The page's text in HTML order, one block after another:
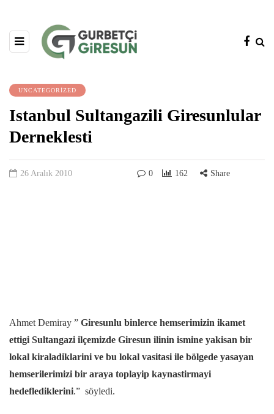
UNCATEGORIZED
Istanbul Sultangazili Giresunlular
Derneklesti
26 Aralık 2010 0 162 Share
Ahmet Demiray ” Giresunlu binlerce hemserimizin ikamet
ettigi Sultangazi ilçemizde Giresun ilinin ismine yakisan bir
lokal kiraladiklarini ve bu lokal vasitasi ile bölgede yasayan
hemserilerimizi bir araya toplayip kaynastirmayi
hedeflediklerini.” söyledi.